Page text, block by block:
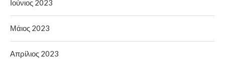
Ιούνιος 2023
Μάιος 2023
Απρίλιος 2023